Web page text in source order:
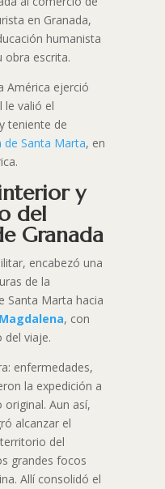
en Granada,
humanista
obra escrita.
América ejerció
le valió el
teniente de
de Santa Marta, en
y
del
Granada
encabezó una
de la
Santa Marta hacia
, con
del viaje.
enfermedades,
la expedición a
Aun así,
alcanzar el
del
grandes focos
Allí consolidó el